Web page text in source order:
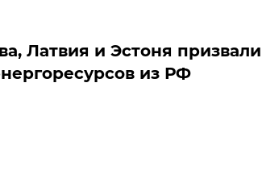
Латвия и Эстоня
из РФ